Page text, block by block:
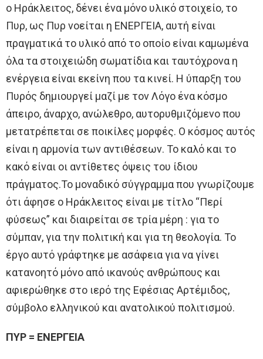
ο Ηράκλειτος, δένει ένα μόνο υλικό στοιχείο, το
Πυρ, ως Πυρ νοείται η ΕΝΕΡΓΕΙΑ, αυτή είναι
πραγματικά το υλικό από το οποίο είναι καμωμένα
όλα τα στοιχειώδη σωματίδια και ταυτόχρονα η
ενέργεια είναι εκείνη που τα κινεί. Η ύπαρξη του
Πυρός δημιουργεί μαζί με τον Λόγο ένα κόσμο
άπειρο, άναρχο, ανώλεθρο, αυτορυθμιζόμενο που
μετατρέπεται σε ποικίλες μορφές. Ο κόσμος αυτός
είναι η αρμονία των αντιθέσεων. Το καλό και το
κακό είναι οι αντίθετες όψεις του ίδιου
πράγματος.Το μοναδικό σύγγραμμα που γνωρίζουμε
ότι άφησε ο Ηράκλειτος είναι με τίτλο “Περί
φύσεως” και διαιρείται σε τρία μέρη : για το
σύμπαν, για την πολιτική και για τη θεολογία. Το
έργο αυτό γράφτηκε με ασάφεια για να γίνει
κατανοητό μόνο από ικανούς ανθρώπους και
αφιερώθηκε στο ιερό της Εφέσιας Αρτέμιδος,
σύμβολο ελληνικού και ανατολικού πολιτισμού.
ΠΥΡ = ΕΝΕΡΓΕΙΑ